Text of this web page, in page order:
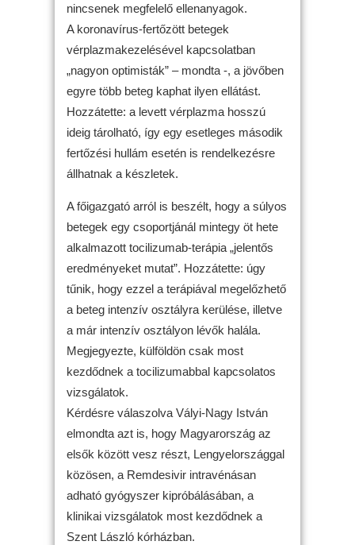
nincsenek megfelelő ellenanyagok.
A koronavírus-fertőzött betegek
vérplazmakezelésével kapcsolatban
„nagyon optimisták” – mondta -, a jövőben
egyre több beteg kaphat ilyen ellátást.
Hozzátette: a levett vérplazma hosszú
ideig tárolható, így egy esetleges második
fertőzési hullám esetén is rendelkezésre
állhatnak a készletek.
A főigazgató arról is beszélt, hogy a súlyos
betegek egy csoportjánál mintegy öt hete
alkalmazott tocilizumab-terápia „jelentős
eredményeket mutat”. Hozzátette: úgy
tűnik, hogy ezzel a terápiával megelőzhető
a beteg intenzív osztályra kerülése, illetve
a már intenzív osztályon lévők halála.
Megjegyezte, külföldön csak most
kezdődnek a tocilizumabbal kapcsolatos
vizsgálatok.
Kérdésre válaszolva Vályi-Nagy István
elmondta azt is, hogy Magyarország az
elsők között vesz részt, Lengyelországgal
közösen, a Remdesivir intravénásan
adható gyógyszer kipróbálásában, a
klinikai vizsgálatok most kezdődnek a
Szent László kórházban.